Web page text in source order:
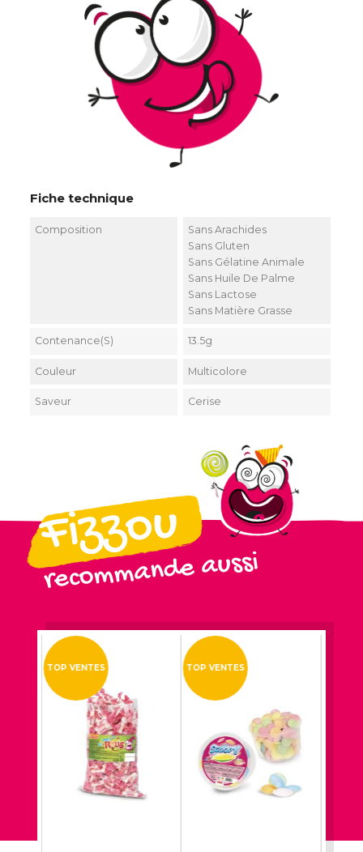
Fiche technique
Composition
Sans Arachides
Sans Gluten
Sans Gélatine Animale
Sans Huile De Palme
Sans Lactose
Sans Matière Grasse
Contenance(s) 13.5g
Couleur Multicolore
Saveur Cerise
Fizzou
recommande aussi
TOP VENTES TOP VENTES